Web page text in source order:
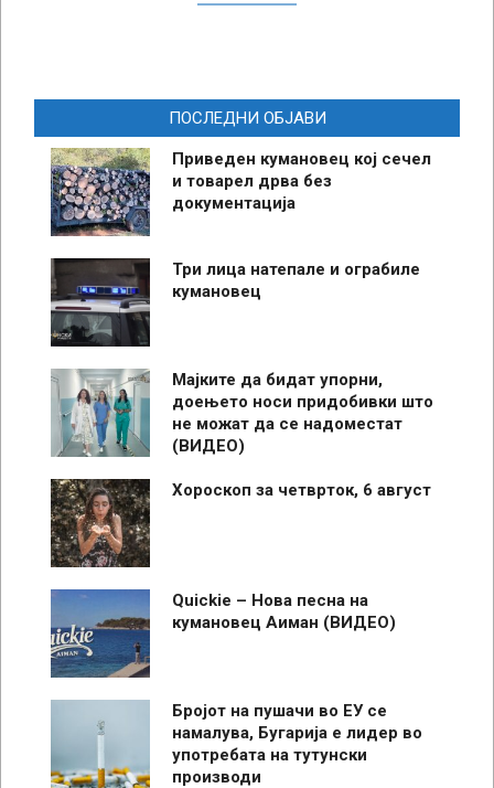
ПОСЛЕДНИ ОБЈАВИ
Приведен кумановец кој сечел
и товарел дрва без
документација
Три лица натепале и ограбиле
кумановец
Мајките да бидат упорни,
доењето носи придобивки што
не можат да се надоместат
(ВИДЕО)
Хороскоп за четврток, 6 август
Quickie – Нова песна на
кумановец Аиман (ВИДЕО)
Бројот на пушачи во ЕУ се
намалува, Бугарија е лидер во
употребата на тутунски
производи